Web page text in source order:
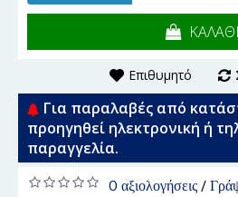
ΚΑΛΑΘΙ
Επιθυμητό
Για παραλαβές από
προηγηθεί ηλεκτρονική ή
παραγγελία.
0 αξιολογήσεις/